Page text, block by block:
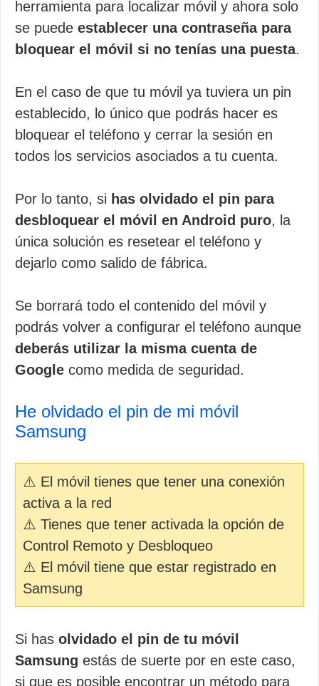
herramienta para localizar móvil y ahora solo
se puede establecer una contraseña para
bloquear el móvil si no tenías una puesta.
En el caso de que tu móvil ya tuviera un pin
establecido, lo único que podrás hacer es
bloquear el teléfono y cerrar la sesión en
todos los servicios asociados a tu cuenta.
Por lo tanto, si has olvidado el pin para
desbloquear el móvil en Android puro, la
única solución es resetear el teléfono y
dejarlo como salido de fábrica.
Se borrará todo el contenido del móvil y
podrás volver a configurar el teléfono aunque
deberás utilizar la misma cuenta de
Google como medida de seguridad.
He olvidado el pin de mi móvil
Samsung
⚠️ El móvil tienes que tener una conexión
activa a la red
⚠️ Tienes que tener activada la opción de
Control Remoto y Desbloqueo
⚠️ El móvil tiene que estar registrado en
Samsung
Si has olvidado el pin de tu móvil
Samsung estás de suerte por en este caso,
si que es posible encontrar un método para